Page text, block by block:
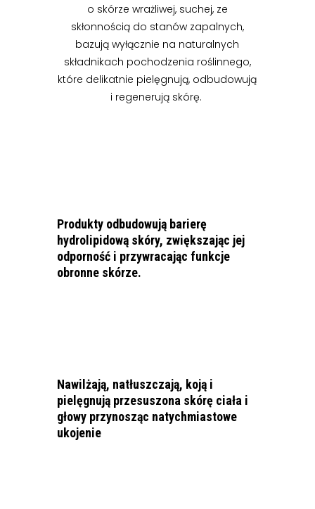
o skórze wrażliwej, suchej, ze
skłonnością do stanów zapalnych,
bazują wyłącznie na naturalnych
składnikach pochodzenia roślinnego,
które delikatnie pielęgnują, odbudowują
i regenerują skórę.
Produkty odbudowują barierę
hydrolipidową skóry, zwiększając jej
odporność i przywracając funkcje
obronne skórze.
Nawilżają, natłuszczają, koją i
pielęgnują przesuszona skórę ciała i
głowy przynosząc natychmiastowe
ukojenie